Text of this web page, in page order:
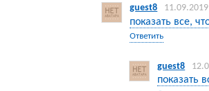
guest8
показать все,
Ответить
guest8
показать